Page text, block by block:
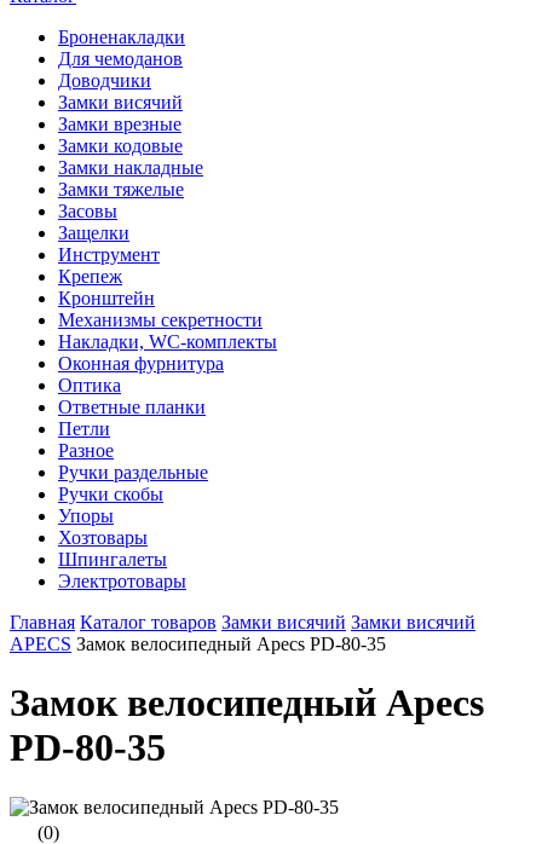
Броненакладки
Для чемоданов
Доводчики
Замки висячий
Замки врезные
Замки кодовые
Замки накладные
Замки тяжелые
Засовы
Защелки
Инструмент
Крепеж
Кронштейн
Механизмы секретности
Накладки, WC-комплекты
Оконная фурнитура
Оптика
Ответные планки
Петли
Разное
Ручки раздельные
Ручки скобы
Упоры
Хозтовары
Шпингалеты
Электротовары
Главная Каталог товаров Замки висячий Замки висячий
APECS Замок велосипедный Apecs PD-80-35
Замок велосипедный Apecs
PD-80-35
(0)